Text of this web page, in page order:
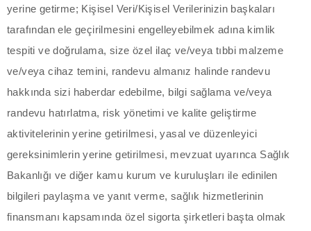
panel
Hacklink
yerine getirme; Kişisel Veri/Kişisel Verilerinizin başkaları
tarafından ele geçirilmesini engelleyebilmek adına kimlik
tespiti ve doğrulama, size özel ilaç ve/veya tıbbi malzeme
ve/veya cihaz temini, randevu almanız halinde randevu
hakkında sizi haberdar edebilme, bilgi sağlama ve/veya
randevu hatırlatma, risk yönetimi ve kalite geliştirme
aktivitelerinin yerine getirilmesi, yasal ve düzenleyici
gereksinimlerin yerine getirilmesi, mevzuat uyarınca Sağlık
Bakanlığı ve diğer kamu kurum ve kuruluşları ile edinilen
bilgileri paylaşma ve yanıt verme, sağlık hizmetlerinin
finansmanı kapsamında özel sigorta şirketleri başta olmak